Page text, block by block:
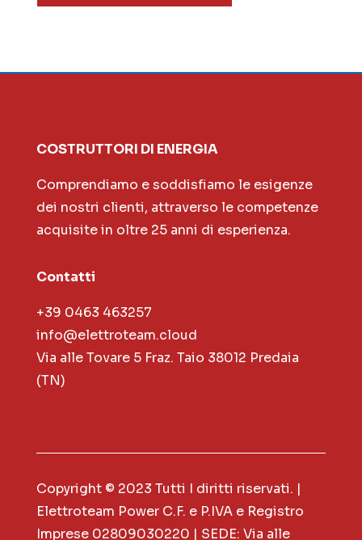
COSTRUTTORI DI ENERGIA
Comprendiamo e soddisfiamo le esigenze
dei nostri clienti, attraverso le competenze
acquisite in oltre 25 anni di esperienza.
Contatti
+39 0463 463257
info@elettroteam.cloud
Via alle Tovare 5 Fraz. Taio 38012 Predaia
(TN)
Copyright © 2023 Tutti I diritti riservati. |
Elettroteam Power C.F. e P.IVA e Registro
Imprese 02809030220 | SEDE: Via alle